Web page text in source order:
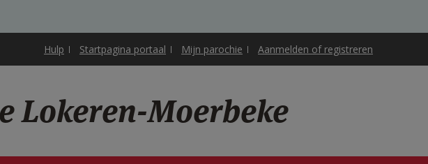
Hulp Startpagina portaal Mijn parochie Aanmelden of registreren
Lokeren-Moerbeke